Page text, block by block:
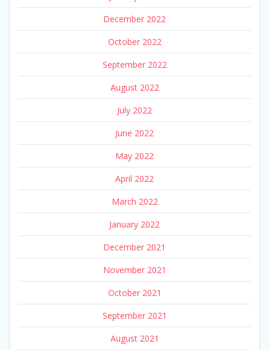
December 2022
October 2022
September 2022
August 2022
July 2022
June 2022
May 2022
April 2022
March 2022
January 2022
December 2021
November 2021
October 2021
September 2021
August 2021